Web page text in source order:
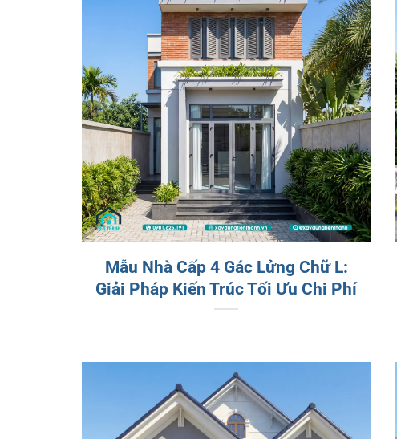
Mẫu Nhà Cấp 4 Gác Lửng Chữ L:
Giải Pháp Kiến Trúc Tối Ưu Chi Phí